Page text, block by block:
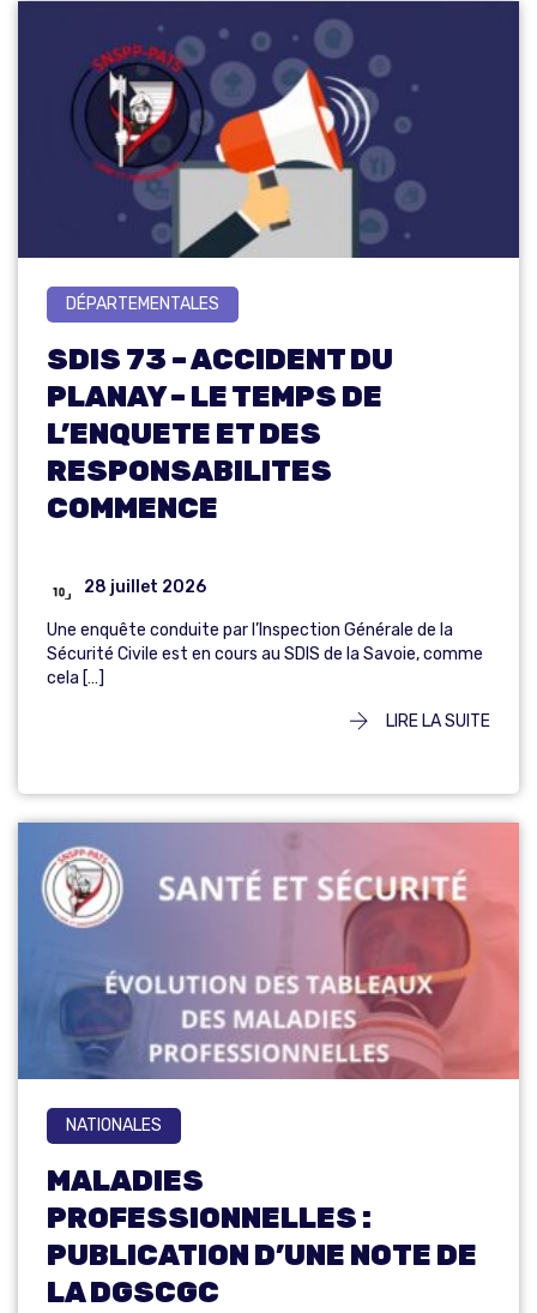
DÉPARTEMENTALES
SDIS 73 – ACCIDENT DU
PLANAY – LE TEMPS DE
L’ENQUETE ET DES
RESPONSABILITES
COMMENCE
28 juillet 2026
Une enquête conduite par l’Inspection Générale de la
Sécurité Civile est en cours au SDIS de la Savoie, comme
cela […]
LIRE LA SUITE
NATIONALES
MALADIES
PROFESSIONNELLES :
PUBLICATION D’UNE NOTE DE
LA DGSCGC